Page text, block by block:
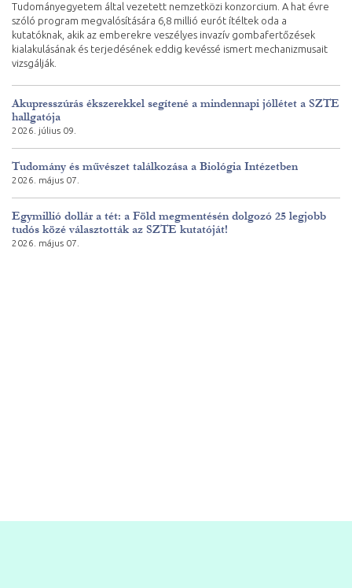
Tudományegyetem által vezetett nemzetközi konzorcium. A hat évre
szóló program megvalósítására 6,8 millió eurót ítéltek oda a
kutatóknak, akik az emberekre veszélyes invazív gombafertőzések
kialakulásának és terjedésének eddig kevéssé ismert mechanizmusait
vizsgálják.
Akupresszúrás ékszerekkel segítené a mindennapi jóllétet a SZTE
hallgatója
2026. július 09.
Tudomány és művészet találkozása a Biológia Intézetben
2026. május 07.
Egymillió dollár a tét: a Föld megmentésén dolgozó 25 legjobb
tudós közé választották az SZTE kutatóját!
2026. május 07.